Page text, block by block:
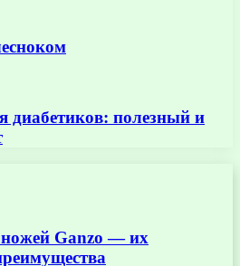
диабетиков: полезный и
Ganzo — их